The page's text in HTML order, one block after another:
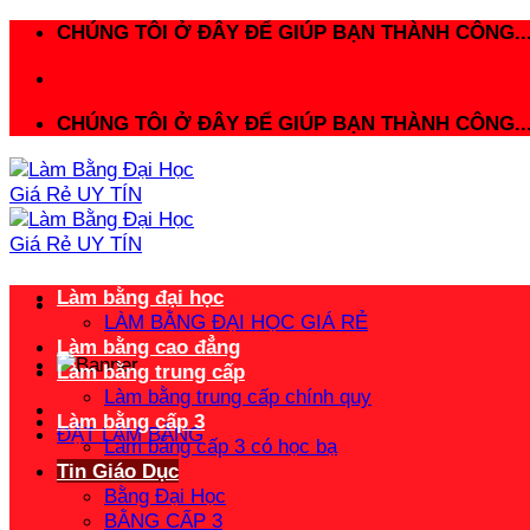
CHÚNG TÔI Ở ĐÂY ĐỂ GIÚP BẠN THÀNH
CHÚNG TÔI Ở ĐÂY ĐỂ GIÚP BẠN THÀNH
ĐẶT LÀM BẰNG
Làm bằng đại học
LÀM BẰNG ĐẠI HỌC GIÁ RẺ
Làm bằng cao đẳng
Làm bằng trung cấp
Làm bằng trung cấp chính quy
Làm bằng cấp 3
Làm bằng cấp 3 có học bạ
Tin Giáo Dục
Bằng Đại Học
BẰNG CẤP 3